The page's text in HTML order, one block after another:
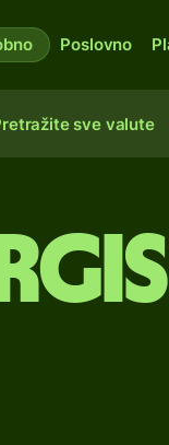
Poslovno
sve valute